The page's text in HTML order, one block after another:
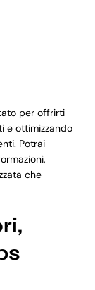
per offrirti
e ottimizzando
Potrai
che